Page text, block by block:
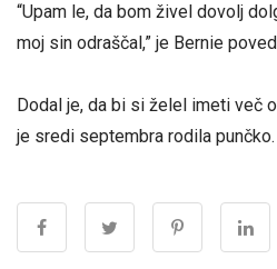
“Upam le, da bom živel dovolj
moj sin odraščal,” je Bernie
Dodal je, da bi si želel imeti več
je sredi septembra rodila punčko.